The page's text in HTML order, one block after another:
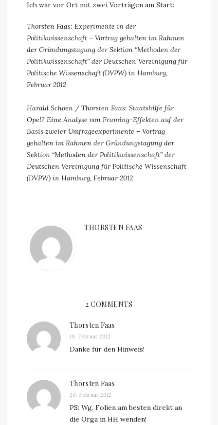
Ich war vor Ort mit zwei Vorträgen am Start:
Thorsten Faas: Experimente in der
Politikwissenschaft – Vortrag gehalten im Rahmen
der Gründungstagung der Sektion “Methoden der
Politikwissenschaft” der Deutschen Vereinigung für
Politische Wissenschaft (DVPW) in Hamburg,
Februar 2012
Harald Schoen / Thorsten Faas: Staatshilfe für
Opel? Eine Analyse von Framing-Effekten auf der
Basis zweier Umfrageexperimente – Vortrag
gehalten im Rahmen der Gründungstagung der
Sektion “Methoden der Politikwissenschaft” der
Deutschen Vereinigung für Politische Wissenschaft
(DVPW) in Hamburg, Februar 2012
THORSTEN FAAS
2 COMMENTS
Thorsten Faas
19. Februar 2012
Danke für den Hinweis!
Thorsten Faas
20. Februar 2012
PS: Wg. Folien am besten direkt an
die Orga in HH wenden!